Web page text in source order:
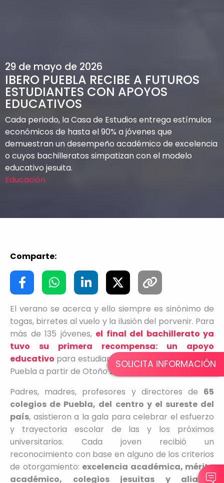
29 de mayo de 2026
IBERO PUEBLA RECIBE A FUTUROS
ESTUDIANTES CON APOYOS
EDUCATIVOS
Cada periodo, la Casa de Estudios entrega estímulos
económicos de hasta el 90% a jóvenes que
demuestran un desempeño académico de excelencia
o cuyos bachilleratos simpatizan con el modelo
educativo jesuita.
Educación
Comparte:
El verano se acerca y ello siempre es sinónimo de
togas, birretes al vuelo y la ilusión del porvenir. Para
más de 135 jóvenes, el final del bachillerato ya
tuvo su primera recompensa: un apoyo
educativo para estudiar la licenciatura en la IBERO
Puebla a partir de Otoño 2026.
Padres, madres, profesores y directores de 65
colegios de Puebla, del centro y el sureste del
país, asistieron a la gala para celebrar el esfuerzo
y trayectoria escolar de las y los próximos
universitarios. Cada joven recibió un
reconocimiento con base en alguno de los criterios
de otorgamiento: excelencia académica, mérito
académico, colegios jesuitas y alianza
SOLICITA INFORMACIÓN